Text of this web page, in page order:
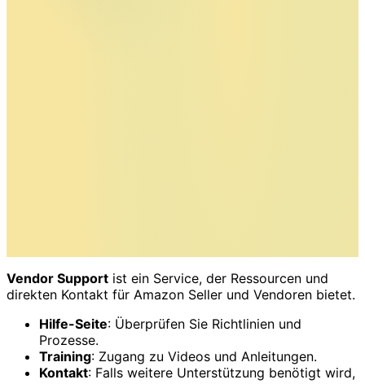
Vendor Support ist ein Service, der Ressourcen und
direkten Kontakt für Amazon Seller und Vendoren bietet.
Hilfe-Seite: Überprüfen Sie Richtlinien und
Prozesse.
Training: Zugang zu Videos und Anleitungen.
Kontakt: Falls weitere Unterstützung benötigt wird,